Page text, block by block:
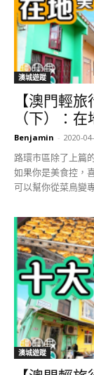
澳城遊蹤
【澳門輕
（下）：
Benjamin - 2020-
路環市區除了上篇
如果你是美食控，
可以幫你從菜鳥變
澳城遊蹤